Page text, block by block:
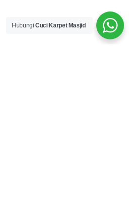
HubungiCuci Karpet Masjid